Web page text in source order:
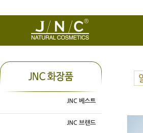
JNC 베스트
JNC 브랜드